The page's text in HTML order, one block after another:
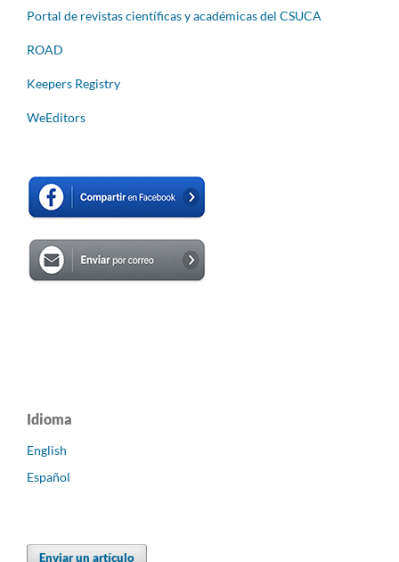
Portal de revistas científicas y académicas del CSUCA
ROAD
Keepers Registry
WeEditors
Idioma
English
Español
Enviar un artículo